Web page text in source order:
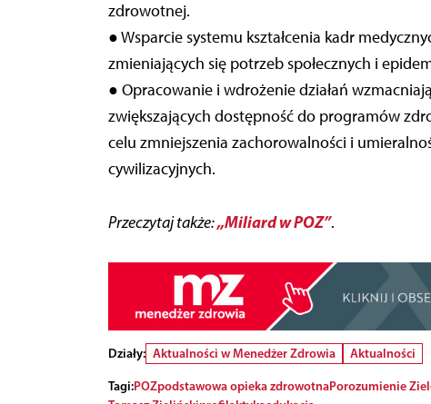
zdrowotnej.
● Wsparcie systemu kształcenia kadr
zmieniających się potrzeb społecznych i
● Opracowanie i wdrożenie działań
zwiększających dostępność do programów
celu zmniejszenia zachorowalności i
cywilizacyjnych.
Przeczytaj także:„Miliard w POZ”.
Działy: Aktualności w Menedżer Zdrowia
Aktualności
Tagi:POZpodstawowa opieka zdrowotnaPorozumienie